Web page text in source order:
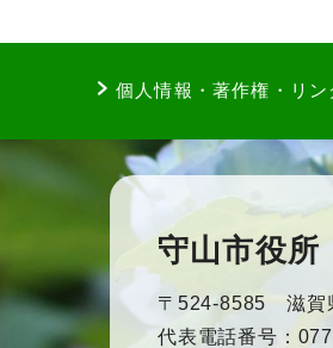
個人情報・著作権・リ
守山市役所
〒524-8585 滋賀
代表電話番号：